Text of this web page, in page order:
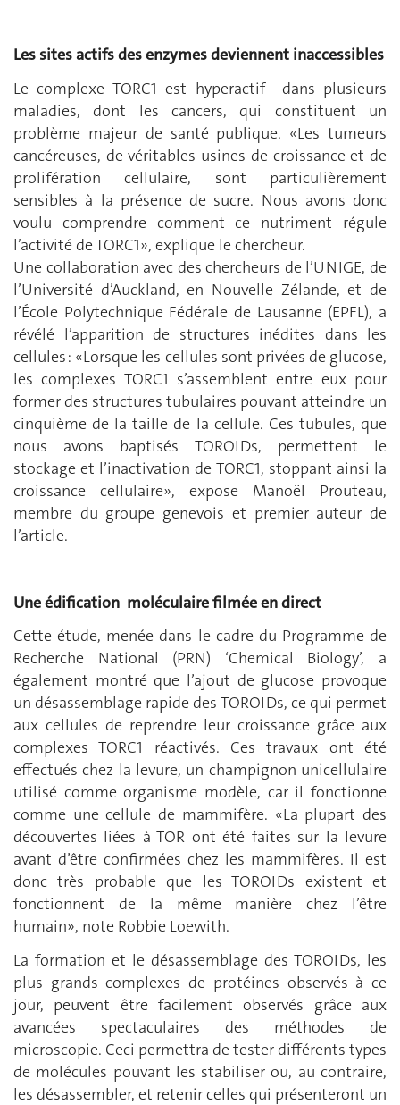
Les sites actifs des enzymes deviennent inaccessibles
Le complexe TORC1 est hyperactif dans plusieurs
maladies, dont les cancers, qui constituent un
problème majeur de santé publique. «Les tumeurs
cancéreuses, de véritables usines de croissance et de
prolifération cellulaire, sont particulièrement
sensibles à la présence de sucre. Nous avons donc
voulu comprendre comment ce nutriment régule
l’activité de TORC1», explique le chercheur.
Une collaboration avec des chercheurs de l’UNIGE, de
l’Université d’Auckland, en Nouvelle Zélande, et de
l’École Polytechnique Fédérale de Lausanne (EPFL), a
révélé l’apparition de structures inédites dans les
cellules : «Lorsque les cellules sont privées de glucose,
les complexes TORC1 s’assemblent entre eux pour
former des structures tubulaires pouvant atteindre un
cinquième de la taille de la cellule. Ces tubules, que
nous avons baptisés TOROIDs, permettent le
stockage et l’inactivation de TORC1, stoppant ainsi la
croissance cellulaire», expose Manoël Prouteau,
membre du groupe genevois et premier auteur de
l’article.
Une édification moléculaire filmée en direct
Cette étude, menée dans le cadre du Programme de
Recherche National (PRN) ‘Chemical Biology’, a
également montré que l’ajout de glucose provoque
un désassemblage rapide des TOROIDs, ce qui permet
aux cellules de reprendre leur croissance grâce aux
complexes TORC1 réactivés. Ces travaux ont été
effectués chez la levure, un champignon unicellulaire
utilisé comme organisme modèle, car il fonctionne
comme une cellule de mammifère. «La plupart des
découvertes liées à TOR ont été faites sur la levure
avant d’être confirmées chez les mammifères. Il est
donc très probable que les TOROIDs existent et
fonctionnent de la même manière chez l’être
humain», note Robbie Loewith.
La formation et le désassemblage des TOROIDs, les
plus grands complexes de protéines observés à ce
jour, peuvent être facilement observés grâce aux
avancées spectaculaires des méthodes de
microscopie. Ceci permettra de tester différents types
de molécules pouvant les stabiliser ou, au contraire,
les désassembler, et retenir celles qui présenteront un